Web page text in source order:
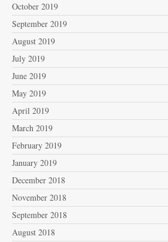
October 2019
September 2019
August 2019
July 2019
June 2019
May 2019
April 2019
March 2019
February 2019
January 2019
December 2018
November 2018
September 2018
August 2018